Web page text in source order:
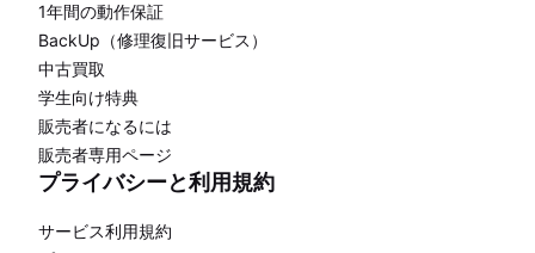
1年間の動作保証
BackUp（修理復旧サービス）
中古買取
学生向け特典
販売者になるには
販売者専用ページ
プライバシーと利用規約
サービス利用規約